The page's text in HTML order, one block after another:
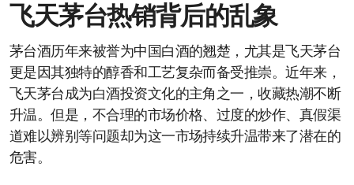
飞天茅台热销背后的乱象
茅台酒历年来被誉为中国白酒的翘楚，尤其是飞天茅台
更是因其独特的醇香和工艺复杂而备受推崇。近年来，
飞天茅台成为白酒投资文化的主角之一，收藏热潮不断
升温。但是，不合理的市场价格、过度的炒作、真假渠
道难以辨别等问题却为这一市场持续升温带来了潜在的
危害。